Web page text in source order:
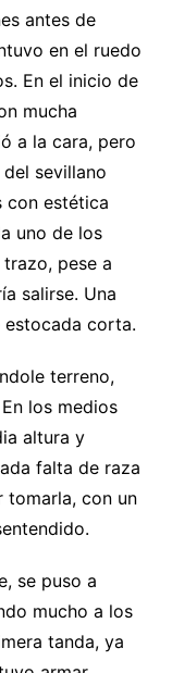
antes de
en el ruedo
En el inicio de
mucha
a la cara, pero
sevillano
con estética
uno de los
pese a
salirse. Una
corta.
terreno,
los medios
altura y
falta de raza
tomarla, con un
se puso a
mucho a los
tanda, ya